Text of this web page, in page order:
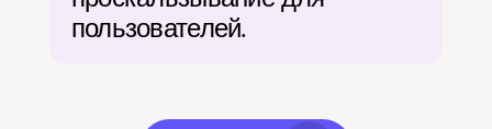
пользователей.